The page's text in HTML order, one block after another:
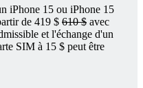
iPhone 15 ou iPhone 15
de 419 $ 610 $ avec
et l'échange d'un
SIM à 15 $ peut être